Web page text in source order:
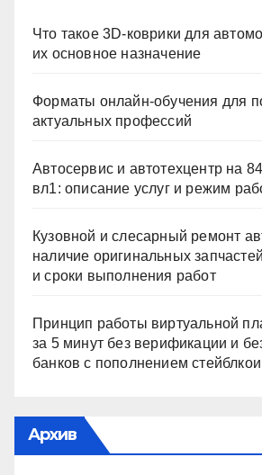
Что такое 3D-коврики для
их основное назначение
Форматы онлайн-обучения для
актуальных профессий
Автосервис и автотехцентр на
вл1: описание услуг и режим
Кузовной и слесарный ремонт
наличие оригинальных
и сроки выполнения работ
Принцип работы виртуальной
за 5 минут без верификации и
банков с пополнением
Архив